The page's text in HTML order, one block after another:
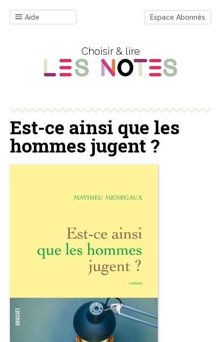
Aide Espace Abonnés
Choisir & lire
Est-ce ainsi que les
hommes jugent ?